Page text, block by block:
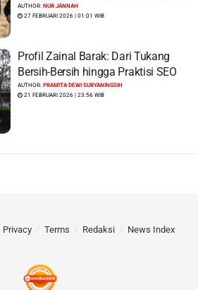
Benua
AUTHOR:NUR JANNAH
27 FEBRUARI 2026 | 01:01 WIB
Profil Zainal Barak: Dari Tukang
Bersih-Bersih hingga Praktisi SEO
AUTHOR:PRAMITA DEWI SURYANINGSIH
21 FEBRUARI 2026 | 23:56 WIB
Privacy Terms Redaksi News Index